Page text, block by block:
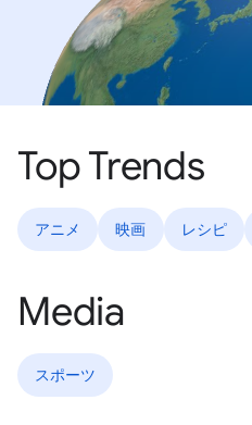
Top Trends
アニメ 映画 レシピ
Media
スポーツ